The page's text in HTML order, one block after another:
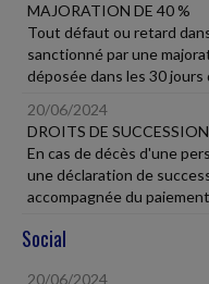
MAJORATION DE 40 %
Tout défaut ou retard
sanctionné par une
déposée dans les 30 jours
20/06/2024
DROITS DE SUCCESSION
En cas de décès d'une
une déclaration de
accompagnée du
Social
20/06/2024